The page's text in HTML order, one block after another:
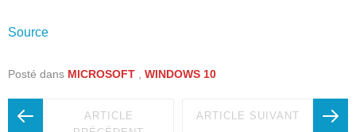
Source
Posté dans MICROSOFT , WINDOWS 10
ARTICLE
ARTICLE SUIVANT